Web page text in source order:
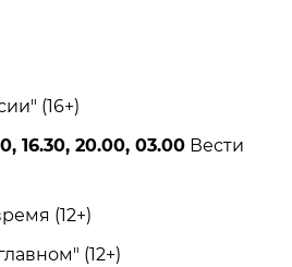
(16+)
16.30, 20.00, 03.00 Вести
(12+)
(12+)